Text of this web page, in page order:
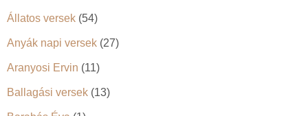
Állatos versek (54)
Anyák napi versek (27)
Aranyosi Ervin (11)
Ballagási versek (13)